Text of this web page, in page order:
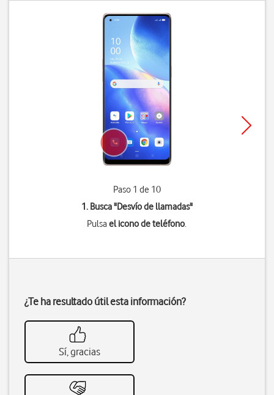
Paso 1 de 10
1. Busca "Desvío de llamadas"
Pulsael icono de teléfono.
¿Te ha resultado útil esta información?
Sí, gracias